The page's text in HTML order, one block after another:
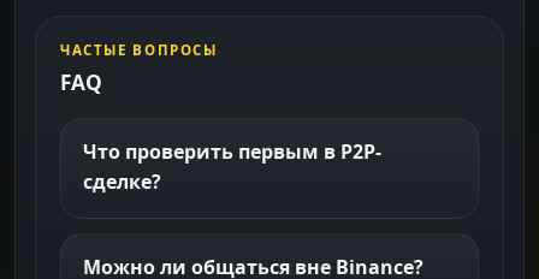
ЧАСТЫЕ ВОПРОСЫ
FAQ
Что проверить первым в P2P-
сделке?
Можно ли общаться вне Binance?